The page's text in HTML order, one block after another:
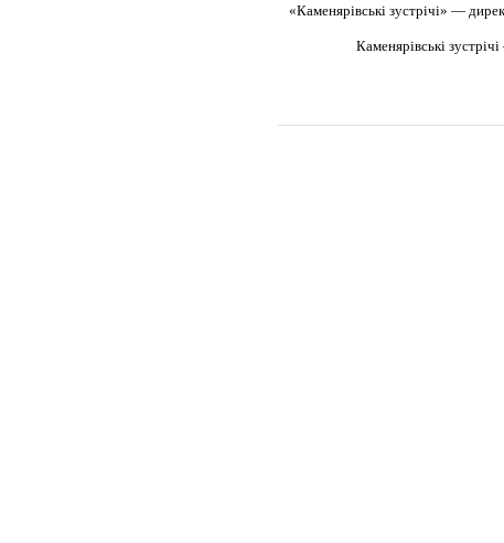
«Каменярівські зустрічі» —
Каменярівські